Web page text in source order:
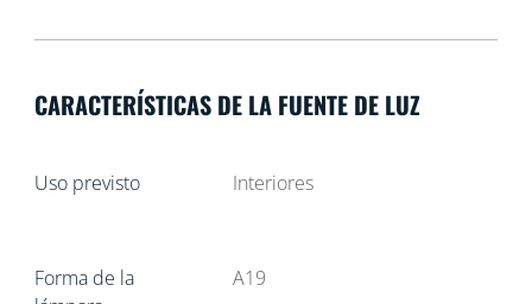
CARACTERÍSTICAS DE LA FUENTE DE LUZ
Uso previsto Interiores
Forma de la
A19